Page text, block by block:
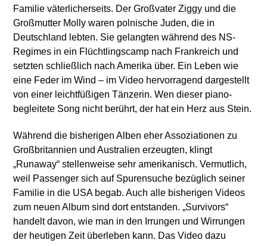
Familie väterlicherseits. Der Großvater Ziggy und die
Großmutter Molly waren polnische Juden, die in
Deutschland lebten. Sie gelangten während des NS-
Regimes in ein Flüchtlingscamp nach Frankreich und
setzten schließlich nach Amerika über. Ein Leben wie
eine Feder im Wind – im Video hervorragend dargestellt
von einer leichtfüßigen Tänzerin. Wen dieser piano-
begleitete Song nicht berührt, der hat ein Herz aus Stein.
Während die bisherigen Alben eher Assoziationen zu
Großbritannien und Australien erzeugten, klingt
„Runaway“ stellenweise sehr amerikanisch. Vermutlich,
weil Passenger sich auf Spurensuche bezüglich seiner
Familie in die USA begab. Auch alle bisherigen Videos
zum neuen Album sind dort entstanden. „Survivors“
handelt davon, wie man in den Irrungen und Wirrungen
der heutigen Zeit überleben kann. Das Video dazu